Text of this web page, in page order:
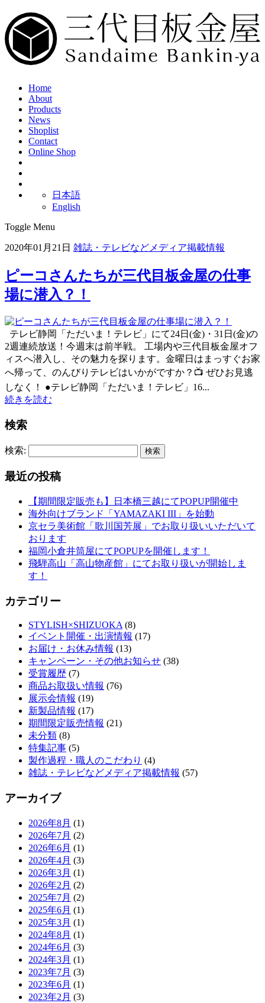
Home
About
Products
News
Shoplist
Contact
Online Shop
日本語
English
Toggle Menu
2020年01月21日 雑誌・テレビなどメディア掲載情報
ピーコさんたちが三代目板金屋の仕事
場に潜入？！
テレビ静岡「ただいま！テレビ」にて24日(金)・31日(金)の
2週連続放送！今週末は前半戦。 工場内や三代目板金屋オフ
ィスへ潜入し、その魅力を探ります。金曜日はまっすぐお家
へ帰って、のんびりテレビはいかがですか？📺 ぜひお見逃
しなく！ ●テレビ静岡「ただいま！テレビ」16...
続きを読む
検索
検索:
最近の投稿
【期間限定販売も】日本橋三越にてPOPUP開催中
海外向けブランド「YAMAZAKI III」を始動
京セラ美術館「歌川国芳展」でお取り扱いいただいて
おります
福岡小倉井筒屋にてPOPUPを開催します！
飛騨高山「高山物産館」にてお取り扱いが開始しま
す！
カテゴリー
STYLISH×SHIZUOKA (8)
イベント開催・出演情報 (17)
お届け・お休み情報 (13)
キャンペーン・その他お知らせ (38)
受賞履歴 (7)
商品お取扱い情報 (76)
展示会情報 (19)
新製品情報 (17)
期間限定販売情報 (21)
未分類 (8)
特集記事 (5)
製作過程・職人のこだわり (4)
雑誌・テレビなどメディア掲載情報 (57)
アーカイブ
2026年8月 (1)
2026年7月 (2)
2026年6月 (1)
2026年4月 (3)
2026年3月 (1)
2026年2月 (2)
2025年7月 (2)
2025年6月 (1)
2025年3月 (1)
2024年8月 (1)
2024年6月 (3)
2024年3月 (1)
2023年7月 (3)
2023年6月 (1)
2023年2月 (3)